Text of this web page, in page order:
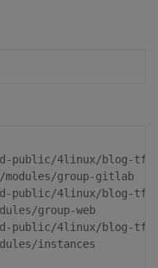
public/4linux/blog-
group-gitlab
public/4linux/blog-
group-web
public/4linux/blog-
instances